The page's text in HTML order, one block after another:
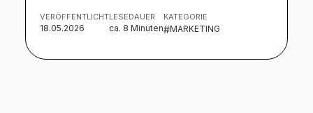
VERÖFFENTLICHT
18.05.2026
LESEDAUER
ca. 8 Minuten
KATEGORIE
#MARKETING